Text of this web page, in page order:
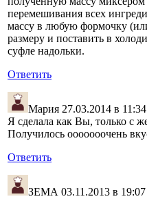
перемешивания всех
массу в любую формочку
размеру и поставить в
суфле надольки.
Ответить
Мария 27.03.2014 в 11:34
Я сделала как Вы, только с
Получилось ооооооочень
Ответить
ЗЕМА 03.11.2013 в 19:07